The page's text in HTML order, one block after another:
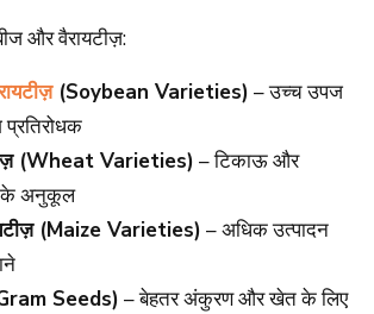
और वैरायटीज़:
(Soybean Varieties) – उच्च उपज
(Wheat Varieties) – टिकाऊ और
के अनुकूल
(Maize Varieties) – अधिक उत्पादन
Seeds) – बेहतर अंकुरण और खेत के लिए